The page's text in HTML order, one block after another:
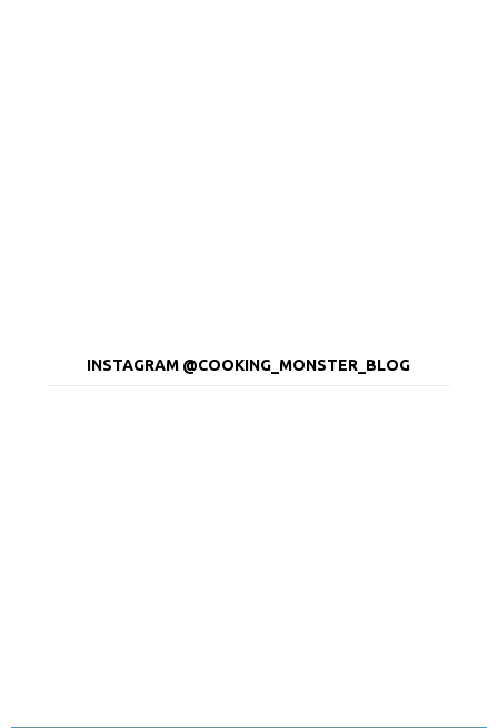
INSTAGRAM @COOKING_MONSTER_BLOG